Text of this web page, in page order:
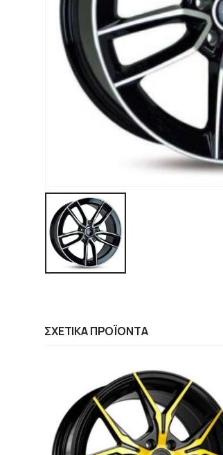
ΣΧΕΤΙΚΆ ΠΡΟΪΌΝΤΑ